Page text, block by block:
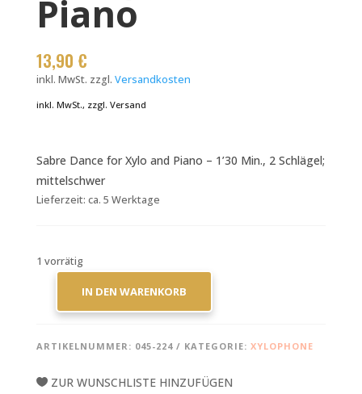
Piano
13,90 €
inkl. MwSt. zzgl. Versandkosten
inkl. MwSt., zzgl. Versand
Sabre Dance for Xylo and Piano – 1’30 Min., 2 Schlägel;
mittelschwer
Lieferzeit: ca. 5 Werktage
1 vorrätig
SABRE
IN DEN WARENKORB
ARTIKELNUMMER: 045-224 KATEGORIE: XYLOPHONE
ZUR WUNSCHLISTE HINZUFÜGEN